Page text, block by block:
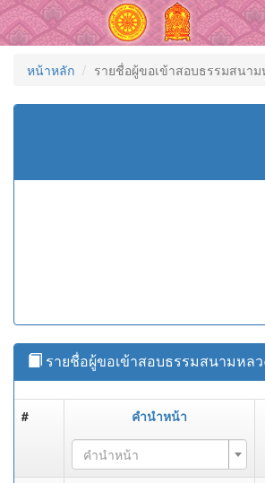
หน้าหลัก รายชื่อผู้ขอเข้าสอบธรรมสนา
รายชื่อผู้ขอเข้าสอบธรรมสนามหล
# คำนำหน้า
คำนำหน้า